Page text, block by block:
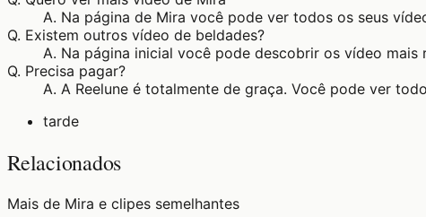
A. Na página de Mira você pode ver todos os seus
Q. Existem outros vídeo de beldades?
A. Na página inicial você pode descobrir os vídeo
Q. Precisa pagar?
A. A Reelune é totalmente de graça. Você pode ver
tarde
Relacionados
Mais de Mira e clipes semelhantes